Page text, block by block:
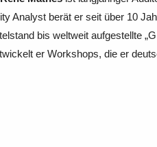
Analyst berät er seit über 10
bis weltweit aufgestellte
er Workshops, die er